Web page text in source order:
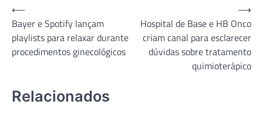
Navegação
de
Post
⟵
Bayer e Spotify lançam
playlists para relaxar durante
procedimentos ginecológicos
Hospital de Base e HB Onco
criam canal para esclarecer
dúvidas sobre tratamento
quimioterápico
⟶
Relacionados